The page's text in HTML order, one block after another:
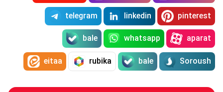
pinterest
linkedin
telegram
aparat
whatsapp
bale
Soroush
bale
rubika
eitaa